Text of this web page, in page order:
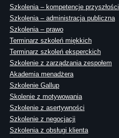
Szkolenia – kompetencje przyszłości
Szkolenia – administracja publiczna
Szkolenia – prawo
Terminarz szkoleń miękkich
Terminarz szkoleń eksperckich
Szkolenie z zarządzania zespołem
Akademia menadżera
Szkolenie Gallup
Skolenie z motywowania
Szkolenie z asertywności
Szkolenie z negocjacji
Szkolenia z obsługi klienta